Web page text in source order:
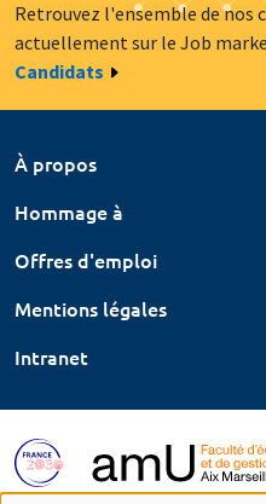
Retrouvez l'ensemble de nos
actuellement sur le Job
Candidats
À propos
Hommage à
Offres d'emploi
Mentions légales
Intranet